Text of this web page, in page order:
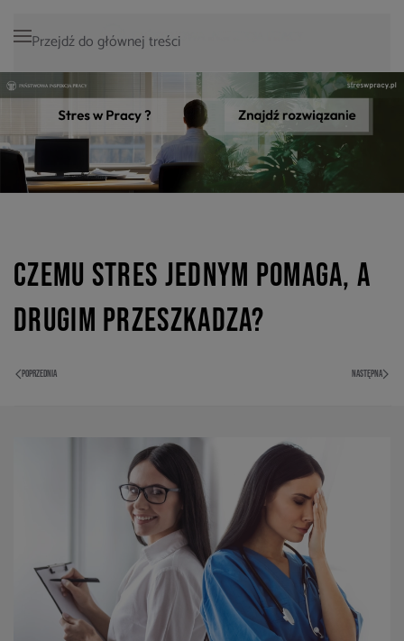
Przejdź do głównej treści
Czemu stres jednym pomaga, a
drugim przeszkadza?
POPRZEDNIA NASTĘPNA